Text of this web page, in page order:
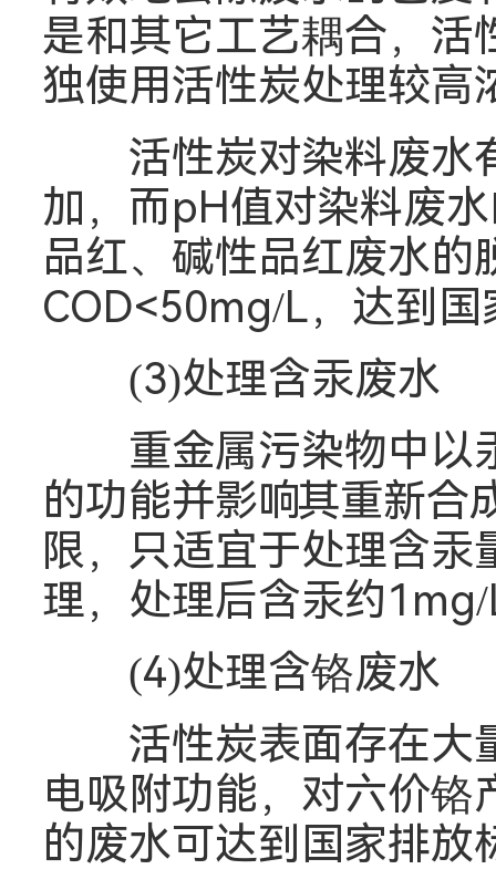
是和其它工艺耦合，活
独使用活性炭处理较高
活性炭对染料废水有
加，而pH值对染料废
品红、碱性品红废水的
COD<50mg/L，达到
(3)处理含汞废水
重金属污染物中以汞
的功能并影响其重新合
限，只适宜于处理含
理，处理后含汞约
(4)处理含铬废水
活性炭表面存在大量
电吸附功能，对六价
的废水可达到国家排放